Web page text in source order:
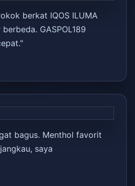
berkat IQOS ILUMA
GASPOL189
bagus. Menthol favorit
saya